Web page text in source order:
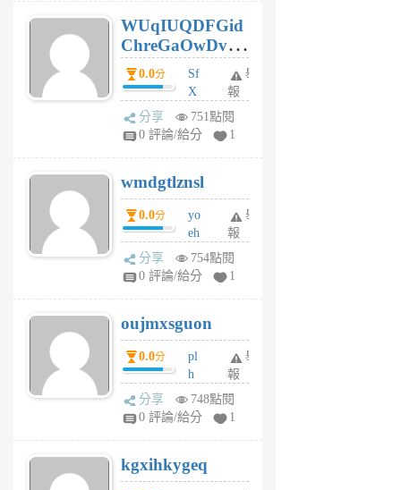
個
月
前
WUqIUQDFGid
ChreGaOwDv
dY0.0分
Sf
X
Pe
Jc
R
P
m
v
A
V
個
月
前
舉
報
分享
751點閱
0 評論/給分
1
wmdgtlznsl
0.0分
yo
eh
ld
gy
個
月
前
舉
報
分享
754點閱
0 評論/給分
1
oujmxsguon
0.0分
pl
h
wi
w
6
個
舉
報
分享
748點閱
0 評論/給分
1
kgxihkygeq